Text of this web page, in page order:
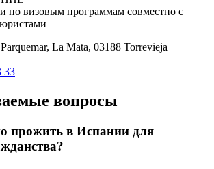
по визовым программам совместно с
La Mata, 03188 Torrevieja
33
вопросы
прожить в Испании для